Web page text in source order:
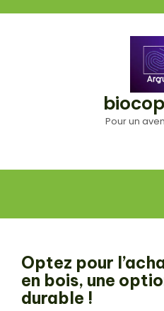
Pour un
Optez pour
en bois, une
durable !